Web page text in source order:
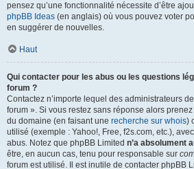
pensez qu’une fonctionnalité nécessite d’être
phpBB Ideas (en anglais) où vous pouvez voter
en suggérer de nouvelles.
Haut
Qui contacter pour les abus ou les questions
forum ?
Contactez n’importe lequel des administrateurs
forum ». Si vous restez sans réponse alors
du domaine (en faisant une recherche sur whois)
utilisé (exemple : Yahoo!, Free, f2s.com, etc.),
abus. Notez que phpBB Limited n’a absolument
être, en aucun cas, tenu pour responsable sur
forum est utilisé. Il est inutile de contacter phpBB